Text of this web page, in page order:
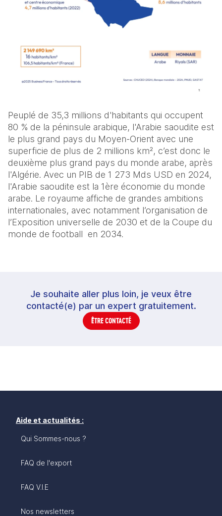
Peuplé de 35,3 millions d'habitants qui occupent
80 % de la péninsule arabique, l'Arabie saoudite est
le plus grand pays du Moyen-Orient avec une
superficie de plus de 2 millions km², c’est donc le
deuxième plus grand pays du monde arabe, après
l'Algérie. Avec un PIB de 1 273 Mds USD en 2024,
l'Arabie saoudite est la 1ère économie du monde
arabe. Le royaume affiche de grandes ambitions
internationales, avec notamment l’organisation de
l’Exposition universelle de 2030 et de la Coupe du
monde de football en 2034.
Je souhaite aller plus loin, je veux être
contacté(e) par un expert gratuitement.
ÊTRE CONTACTÉ
Aide et actualités :
Qui Sommes-nous ?
FAQ de l'export
FAQ V.I.E
Nos newsletters